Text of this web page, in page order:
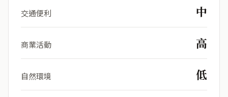
交通便利 中
商業活動 高
自然環境 低